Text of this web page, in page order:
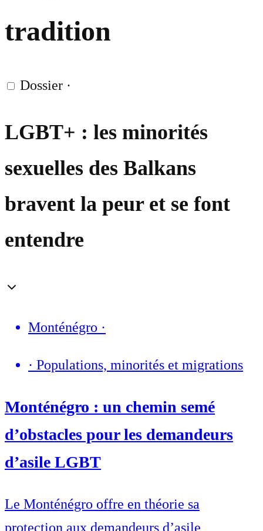
tradition
Dossier ·
LGBT+ : les minorités
sexuelles des Balkans
bravent la peur et se font
entendre
Monténégro ·
· Populations, minorités et migrations
Monténégro : un chemin semé
d’obstacles pour les demandeurs
d’asile LGBT
Le Monténégro offre en théorie sa
protection aux demandeurs d’asile